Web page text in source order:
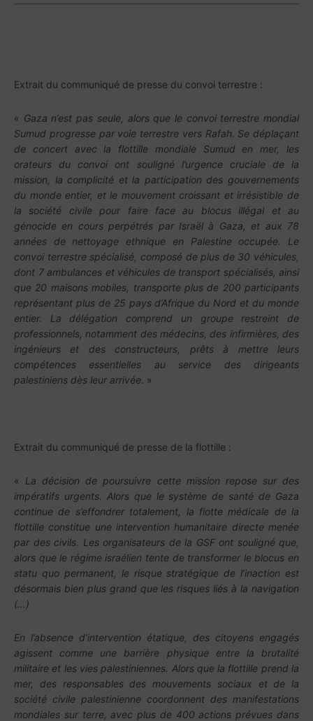
Extrait du communiqué de presse du convoi terrestre :
« Gaza n’est pas seule, alors que le convoi terrestre mondial
Sumud progresse par voie terrestre vers Rafah. Se déplaçant
de concert avec la flottille mondiale Sumud en mer, les
orateurs du convoi ont souligné l’urgence cruciale de la
mission, la complicité et la participation des gouvernements
du monde entier, et le mouvement croissant et irrésistible de
la société civile pour faire face au blocus illégal et au
génocide en cours perpétrés par Israël à Gaza, et aux 78
années de nettoyage ethnique en Palestine occupée. Le
convoi terrestre spécialisé, composé de plus de 30 véhicules,
dont 7 ambulances et véhicules de transport spécialisés, ainsi
que 20 maisons mobiles, transporte plus de 200 participants
représentant plus de 25 pays d’Afrique du Nord et du monde
entier. La délégation comprend un groupe restreint de
professionnels, notamment des médecins, des infirmières, des
ingénieurs et des constructeurs, prêts à mettre leurs
compétences essentielles au service des dirigeants
palestiniens dès leur arrivée. »
Extrait du communiqué de presse de la flottille :
« La décision de poursuivre cette mission repose sur des
impératifs urgents. Alors que le système de santé de Gaza
continue de s’effondrer totalement, la flotte médicale de la
flottille constitue une intervention humanitaire directe menée
par des civils. Les organisateurs de la GSF ont souligné que,
alors que le régime israélien tente de transformer le blocus en
statu quo permanent, le risque stratégique de l’inaction est
désormais bien plus grand que les risques liés à la navigation
(…)
En l’absence d’intervention étatique, des citoyens engagés
agissent comme une barrière physique entre la brutalité
militaire et les vies palestiniennes. Alors que la flottille prend la
mer, des responsables des mouvements sociaux et de la
société civile palestinienne coordonnent des manifestations
mondiales sur terre, avec plus de 400 actions prévues dans